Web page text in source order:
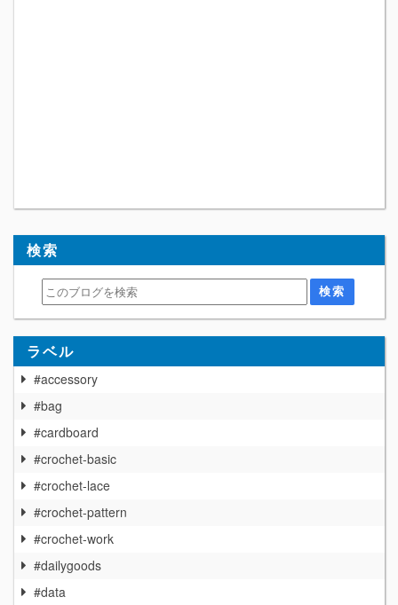
検索
ラベル
#accessory
#bag
#cardboard
#crochet-basic
#crochet-lace
#crochet-pattern
#crochet-work
#dailygoods
#data